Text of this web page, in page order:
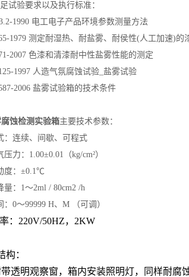
试验要求以及执行标准：
1990 电工电子产品环境参数测量方法
1979 测定耐湿热、耐盐雾、耐侯性(人工加速)的
2007 色漆和清漆耐中性盐雾性能的测定
1997 人造气氛腐蚀试验_盐雾试验
2006 盐雾试验箱的技术条件
蚀检测实验箱主要技术参数：
：连续、间歇、可程式
力：1.00±0.01（kg/cm²）
度：±0.1℃
量：1～2ml / 80cm2 /h
：0～99999 H、M （可调）
：220V/50HZ，2KW
构：
透明观察窗，箱内安装照明灯，同样耐